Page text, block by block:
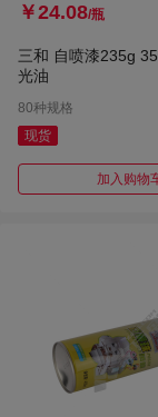
￥24.08/瓶
三和 自喷漆235g
光油
80种规格
现货
加入购物